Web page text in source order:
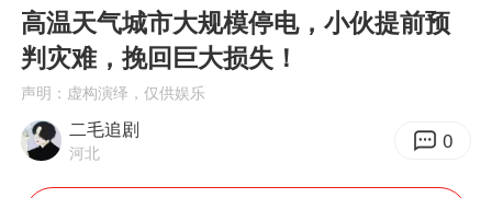
白海豚将正面袭击贯穿浙江
牛津大学一纸声明甩不了锅
包文婧：二胎很难一碗水端平
高温天气城市大规模停电，小伙提前预
判灾难，挽回巨大损失！
声明：虚构演绎，仅供娱乐
二毛追剧
河北 0